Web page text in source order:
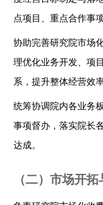
点项目、重点合作事
协助完善研究院市场
理优化业务开发、项
系，提升整体经营效
统筹协调院内各业务
事项督办，落实院长
达成。
（二）市场开